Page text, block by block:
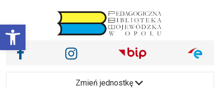
Otwórz pasek narzędzi
Main Navigation
Nasze media społecznościowe i inne
Facebook Instagram
Zmień jednostkę